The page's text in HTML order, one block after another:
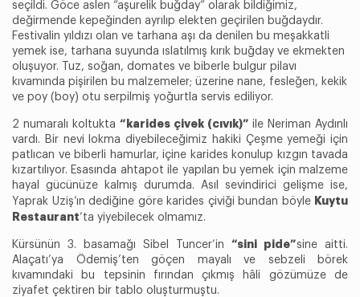
seçildi. Göce aslen “aşurelik buğday” olarak bildiğimiz,
değirmende kepeğinden ayrılıp elekten geçirilen buğdaydır.
Festivalin yıldızı olan ve tarhana aşı da denilen bu meşakkatli
yemek ise, tarhana suyunda ıslatılmış kırık buğday ve ekmekten
oluşuyor. Tuz, soğan, domates ve biberle bulgur pilavı
kıvamında pişirilen bu malzemeler; üzerine nane, fesleğen, kekik
ve poy (boy) otu serpilmiş yoğurtla servis ediliyor.
2 numaralı koltukta “karides çivek (cıvık)” ile Neriman Aydınlı
vardı. Bir nevi lokma diyebileceğimiz hakiki Çeşme yemeği için
patlıcan ve biberli hamurlar, içine karides konulup kızgın tavada
kızartılıyor. Esasında ahtapot ile yapılan bu yemek için malzeme
hayal gücünüze kalmış durumda. Asıl sevindirici gelişme ise,
Yaprak Uziş’ın dediğine göre karides çiviği bundan böyle Kuytu
Restaurant’ta yiyebilecek olmamız.
Kürsünün 3. basamağı Sibel Tuncer’in “sini pide”sine aitti.
Alaçatı’ya Ödemiş’ten göçen mayalı ve sebzeli börek
kıvamındaki bu tepsinin fırından çıkmış hâli gözümüze de
ziyafet çektiren bir tablo oluşturmuştu.